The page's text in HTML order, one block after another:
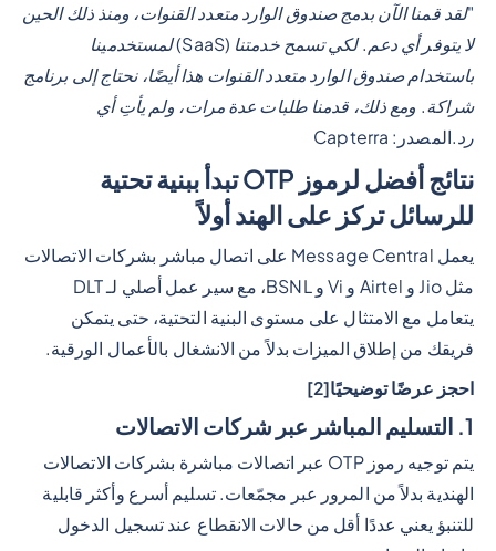
"لقد قمنا الآن بدمج صندوق الوارد متعدد القنوات، ومنذ ذلك الحين
لا يتوفر أي دعم. لكي تسمح خدمتنا (SaaS) لمستخدمينا
باستخدام صندوق الوارد متعدد القنوات هذا أيضًا، نحتاج إلى برنامج
شراكة. ومع ذلك، قدمنا طلبات عدة مرات، ولم يأتِ أي
رد.المصدر: Capterra
نتائج أفضل لرموز OTP تبدأ ببنية تحتية
للرسائل تركز على الهند أولاً
يعمل Message Central على اتصال مباشر بشركات الاتصالات
مثل Jio و Airtel و Vi و BSNL، مع سير عمل أصلي لـ DLT
يتعامل مع الامتثال على مستوى البنية التحتية، حتى يتمكن
فريقك من إطلاق الميزات بدلاً من الانشغال بالأعمال الورقية.
احجز عرضًا توضيحيًا[2]
1. التسليم المباشر عبر شركات الاتصالات
يتم توجيه رموز OTP عبر اتصالات مباشرة بشركات الاتصالات
الهندية بدلاً من المرور عبر مجمّعات. تسليم أسرع وأكثر قابلية
للتنبؤ يعني عددًا أقل من حالات الانقطاع عند تسجيل الدخول